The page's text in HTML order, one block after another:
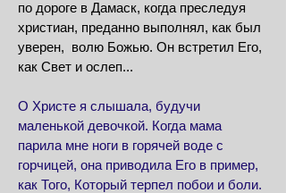
по дороге в Дамаск, когда преследуя
христиан, преданно выполнял, как был
уверен, волю Божью. Он встретил Его,
как Свет и ослеп...
О Христе я слышала, будучи
маленькой девочкой. Когда мама
парила мне ноги в горячей воде с
горчицей, она приводила Его в пример,
как Того, Который терпел побои и боли.